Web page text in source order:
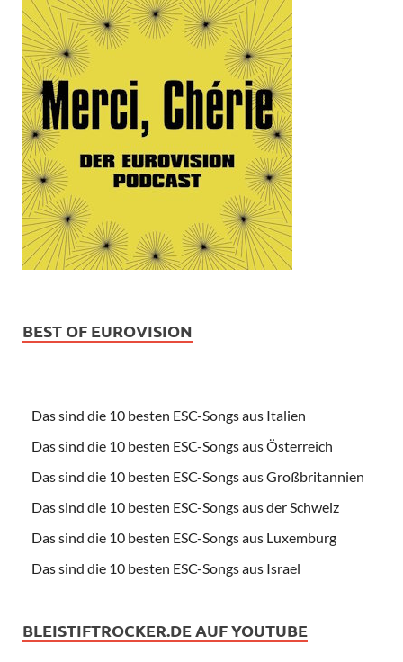
BEST OF EUROVISION
Das sind die 10 besten ESC-Songs aus Italien
Das sind die 10 besten ESC-Songs aus Österreich
Das sind die 10 besten ESC-Songs aus Großbritannien
Das sind die 10 besten ESC-Songs aus der Schweiz
Das sind die 10 besten ESC-Songs aus Luxemburg
Das sind die 10 besten ESC-Songs aus Israel
BLEISTIFTROCKER.DE AUF YOUTUBE